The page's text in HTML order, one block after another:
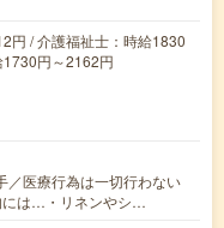
円 / 介護福祉士：時給1830
円～2162円
／医療行為は一切行わない
には…・リネンやシ…